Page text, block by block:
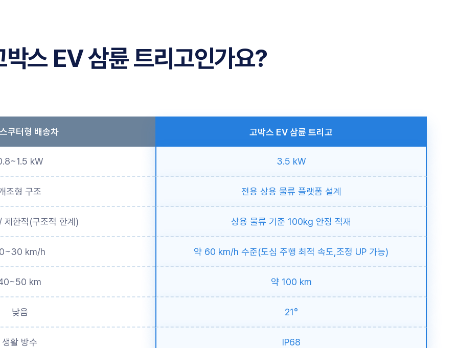
박스 EV 삼륜 트리고인가요?
쿠터형 배송차 고박스 EV 삼륜 트리고
kW 3.5 kW
조형 구조 전용 상용 물류 플랫폼 설계
제한적(구조적 한계) 상용 물류 기준 100kg 안정 적재
km/h 약 60 km/h 수준(도심 주행 최적 속도,조정 UP 가능)
km 약 100 km
낮음 21°
생활 방수 IP68